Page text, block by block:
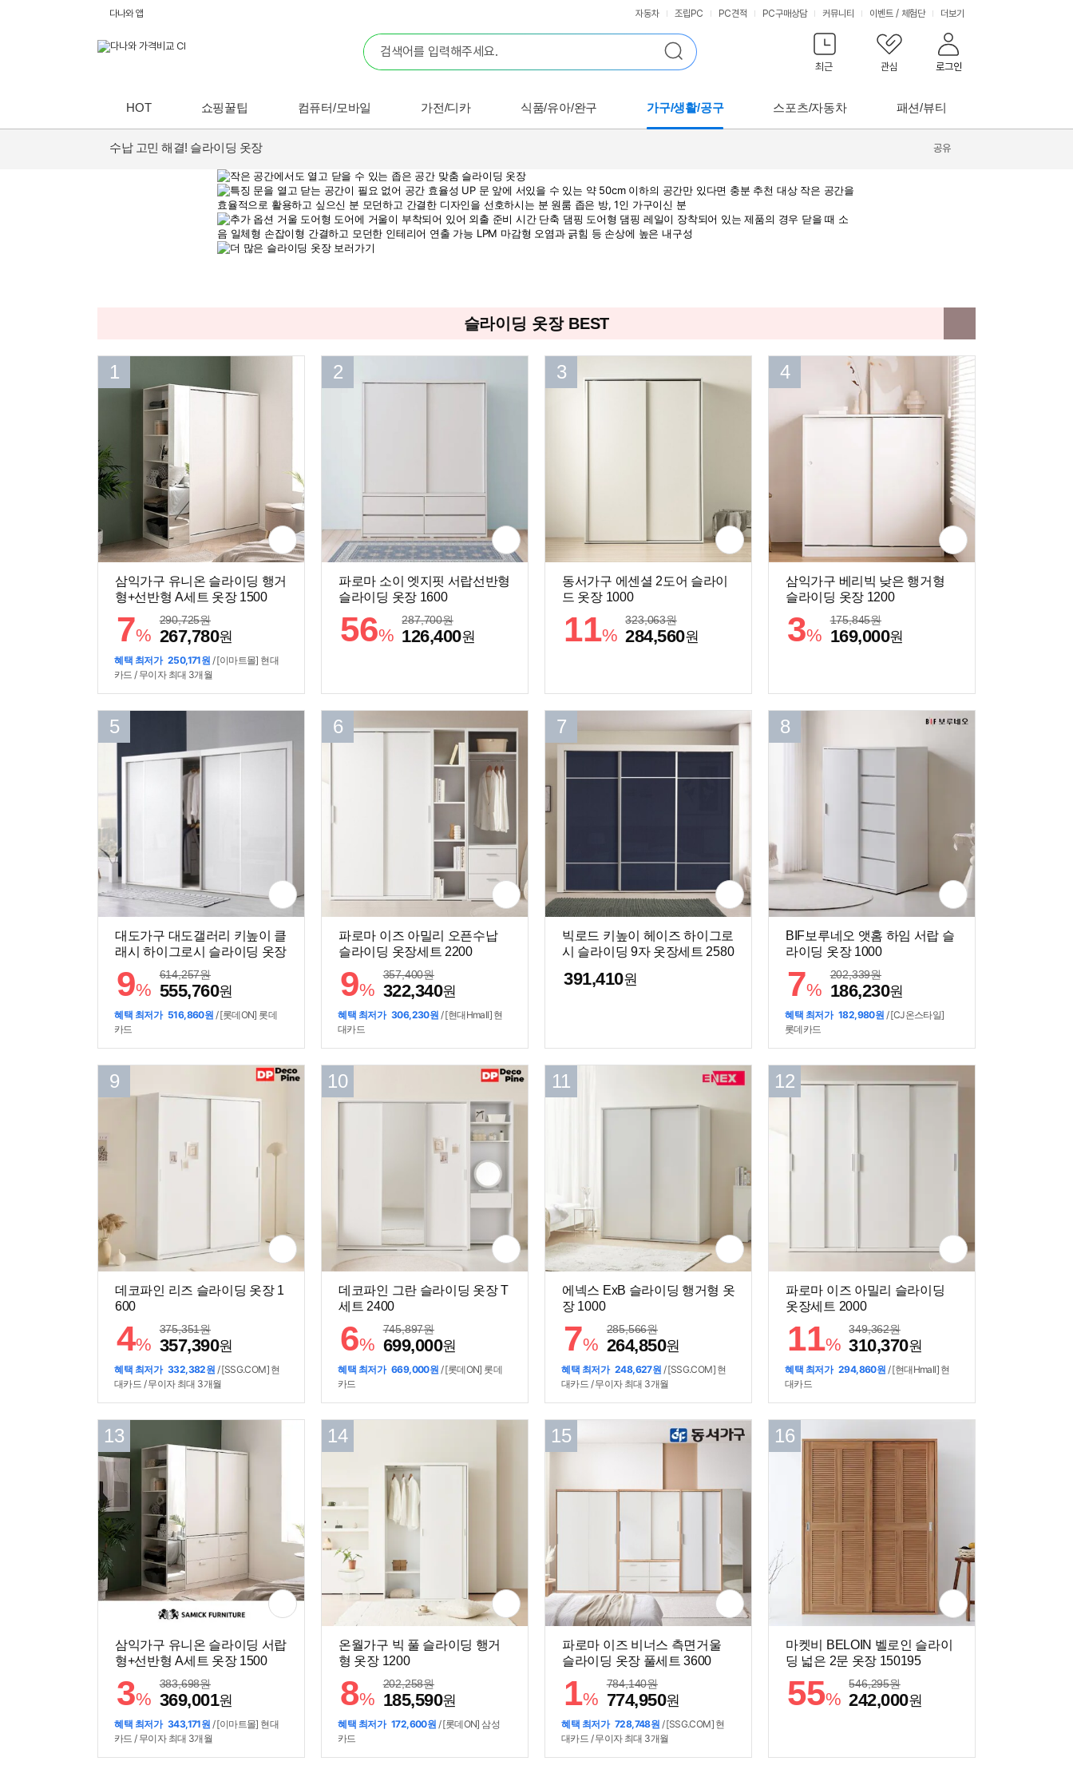
최근 관심 로그인
다나와 앱 자동차 조립PC PC견적 PC구매상담 커뮤니티 이벤트 / 체험단 더보기
HOT 쇼핑꿀팁 컴퓨터/모바일 가전/디카 식품/유아/완구 가구/생활/공구 스포츠/자동차 패션/뷰티
수납 고민 해결! 슬라이딩 옷장 공유
슬라이딩 옷장 BEST
1
삼익가구 유니온 슬라이딩 행거
형+선반형 A세트 옷장 1500
7%
290,725원
267,780원
혜택 최저가 250,171원 / [이마트몰] 현대
카드 / 무이자 최대 3개월
2
파로마 소이 엣지핏 서랍선반형
슬라이딩 옷장 1600
56%
287,700원
126,400원
3
동서가구 에센셜 2도어 슬라이
드 옷장 1000
11%
323,063원
284,560원
4
삼익가구 베리빅 낮은 행거형
슬라이딩 옷장 1200
3%
175,845원
169,000원
5
대도가구 대도갤러리 키높이 클
래시 하이그로시 슬라이딩 옷장
12자 세트 3400
9%
614,257원
555,760원
혜택 최저가 516,860원 / [롯데ON] 롯데
카드
6
파로마 이즈 아밀리 오픈수납
슬라이딩 옷장세트 2200
9%
357,400원
322,340원
혜택 최저가 306,230원 / [현대Hmall] 현
대카드
7
빅로드 키높이 헤이즈 하이그로
시 슬라이딩 9자 옷장세트 2580
391,410원
8
BIF보루네오 앳홈 하임 서랍 슬
라이딩 옷장 1000
7%
202,339원
186,230원
혜택 최저가 182,980원 / [CJ온스타일]
롯데카드
9
데코파인 리즈 슬라이딩 옷장 1
600
4%
375,351원
357,390원
혜택 최저가 332,382원 / [SSG.COM] 현
대카드 / 무이자 최대 3개월
10
데코파인 그란 슬라이딩 옷장 T
세트 2400
6%
745,897원
699,000원
혜택 최저가 669,000원 / [롯데ON] 롯데
카드
11
에넥스 ExB 슬라이딩 행거형 옷
장 1000
7%
285,566원
264,850원
혜택 최저가 248,627원 / [SSG.COM] 현
대카드 / 무이자 최대 3개월
12
파로마 이즈 아밀리 슬라이딩
옷장세트 2000
11%
349,362원
310,370원
혜택 최저가 294,860원 / [현대Hmall] 현
대카드
13
삼익가구 유니온 슬라이딩 서랍
형+선반형 A세트 옷장 1500
3%
383,698원
369,001원
혜택 최저가 343,171원 / [이마트몰] 현대
카드 / 무이자 최대 3개월
14
온월가구 빅 풀 슬라이딩 행거
형 옷장 1200
8%
202,258원
185,590원
혜택 최저가 172,600원 / [롯데ON] 삼성
카드
15
파로마 이즈 비너스 측면거울
슬라이딩 옷장 풀세트 3600
1%
784,140원
774,950원
혜택 최저가 728,748원 / [SSG.COM] 현
대카드 / 무이자 최대 3개월
16
마켓비 BELOIN 벨로인 슬라이
딩 넓은 2문 옷장 150195
55%
546,295원
242,000원